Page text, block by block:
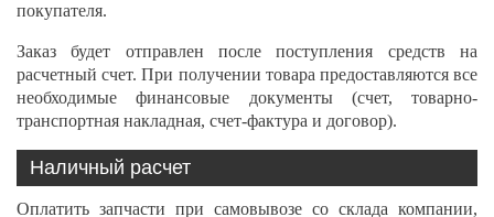
покупателя.
Заказ будет отправлен после поступления средств на
расчетный счет. При получении товара предоставляются все
необходимые финансовые документы (счет, товарно-
транспортная накладная, счет-фактура и договор).
Наличный расчет
Оплатить запчасти при самовывозе со склада компании,